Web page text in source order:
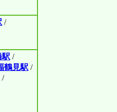
/
駅 /
鶴見駅 /
/